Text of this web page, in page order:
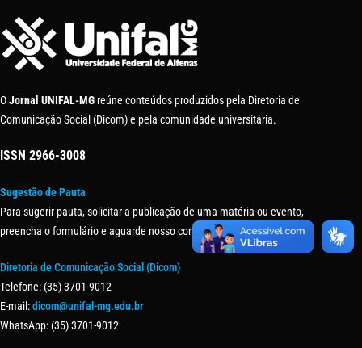
OJornal UNIFAL-MG reúne conteúdos produzidos pela Diretoria de
Comunicação Social (Dicom) e pela comunidade universitária.
ISSN 2966-3008
Sugestão de Pauta
Para sugerir pauta, solicitar a publicação de uma matéria ou evento,
preencha o formulário e aguarde nosso contato.
Diretoria de Comunicação Social (Dicom)
Telefone: (35) 3701-9012
E-mail:dicom@unifal-mg.edu.br
WhatsApp: (35) 3701-9012